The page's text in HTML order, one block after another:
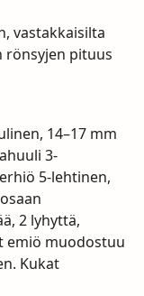
vastakkaisilta
rönsyjen pituus
14–17 mm
3-
5-lehtinen,
2 lyhyttä,
emiö muodostuu
Kukat